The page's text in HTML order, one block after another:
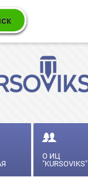
О ИЦ
"KURSOVIKS"